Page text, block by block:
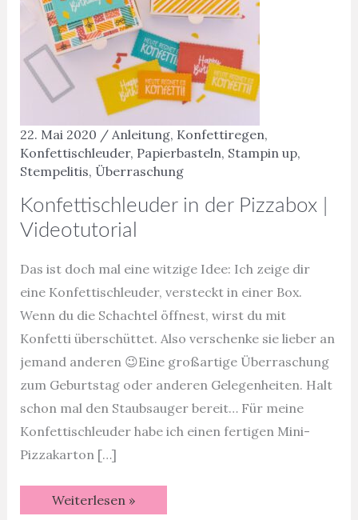
22. Mai 2020 / Anleitung, Konfettiregen,
Konfettischleuder, Papierbasteln, Stampin up,
Stempelitis, Überraschung
Konfettischleuder in der Pizzabox |
Videotutorial
Das ist doch mal eine witzige Idee: Ich zeige dir
eine Konfettischleuder, versteckt in einer Box.
Wenn du die Schachtel öffnest, wirst du mit
Konfetti überschüttet. Also verschenke sie lieber an
jemand anderen 😉Eine großartige Überraschung
zum Geburtstag oder anderen Gelegenheiten. Halt
schon mal den Staubsauger bereit… Für meine
Konfettischleuder habe ich einen fertigen Mini-
Pizzakarton […]
Konfettischleuder
in
Weiterlesen »